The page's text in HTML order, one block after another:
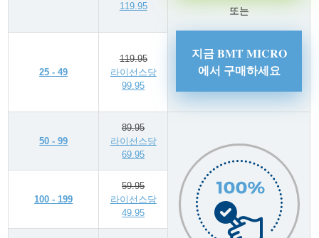
또는
지금 BMT MICRO
에서 구매하세요
119.95
25 - 49
119.95
라이선스당
99.95
50 - 99
89.95
라이선스당
69.95
100 - 199
59.95
라이선스당
49.95